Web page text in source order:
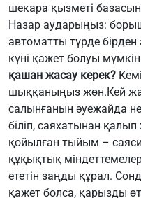
шекара қызметі
Назар аударыңыз:
автоматты түрде
күні қажет болуы
қашан жасау керек?
шыққаныңыз жөн.Кей
салынғанын әуежайда
біліп, саяхатынан
қойылған тыйым –
құқықтық
ететін заңды құрал.
қажет болса, қарызды